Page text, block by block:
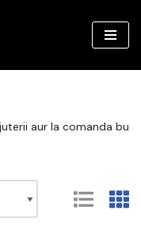
aur la comanda